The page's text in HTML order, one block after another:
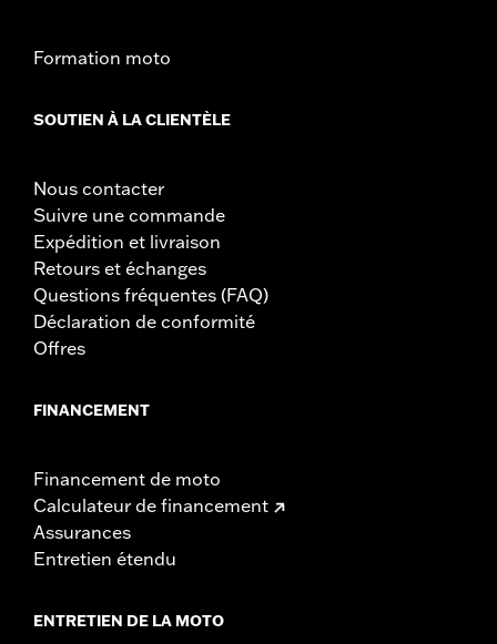
Formation moto
SOUTIEN À LA CLIENTÈLE
Nous contacter
Suivre une commande
Expédition et livraison
Retours et échanges
Questions fréquentes (FAQ)
Déclaration de conformité
Offres
FINANCEMENT
Financement de moto
Calculateur de financement
Assurances
Entretien étendu
ENTRETIEN DE LA MOTO